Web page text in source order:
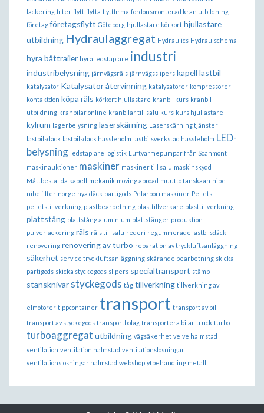
lackering filter flytt flytta flyttfirma fordonsmonterad kran utbildning
företag företagsflytt Göteborg hjullastare körkort hjullastare
utbildning Hydraulaggregat Hydraulics Hydraulschema
hyra båttrailer hyra ledstaplare industri
industribelysning järnvägsräls järnvägsslipers kapell lastbil
katalysator Katalysator återvinning katalysatorer kompressorer
kontaktdon köpa räls körkort hjullastare kranbil kurs kranbil
utbildning kranbilar online kranbilar till salu kurs kurs hjullastare
kylrum lagerbelysning laserskärning Laserskärning tjänster
lastbilsdäck lastbilsdäck hässleholm lastbilsverkstad hässleholm LED-
belysning ledstaplare logistik Luftvärmepumpar från Scanmont
maskinauktioner maskiner maskiner till salu maskinskydd
Måttbeställda kapell mekanik moving abroad muutto tanskaan nibe
nibe filter norge nya däck partigods Pelarborrmaskiner Pellets
pelletstillverkning plastbearbetning plasttillverkare plasttillverkning
plattstång plattstång aluminium plattstänger produktion
pulverlackering räls räls till salu rederi regummerade lastbilsdäck
renovering renovering av turbo reparation av tryckluftsanläggning
säkerhet service tryckluftsanläggning skärande bearbetning skicka
partigods skicka styckegods slipers specialtransport stämp
stansknivar styckegods tåg tillverkning tillverkning av
elmotorer tippcontainer transport transport av bil
transport av styckegods transportbolag transportera bilar truck turbo
turboaggregat utbildning vägsäkerhet ve ve halmstad
ventilation ventilation halmstad ventilationslösningar
ventilationslösningar halmstad webshop ytbehandling metall